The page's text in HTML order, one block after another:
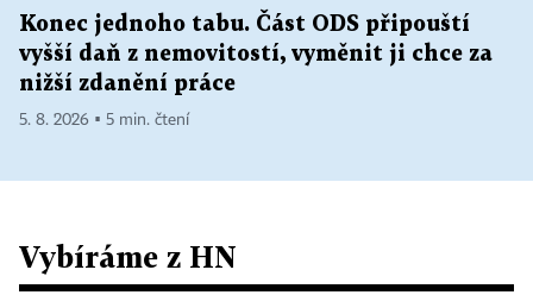
Konec jednoho tabu. Část ODS připouští
vyšší daň z nemovitostí, vyměnit ji chce za
nižší zdanění práce
5. 8. 2026 ▪ 5 min. čtení
Vybíráme z HN